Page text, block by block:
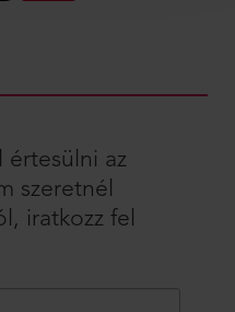
értesülni az
szeretnél
iratkozz fel